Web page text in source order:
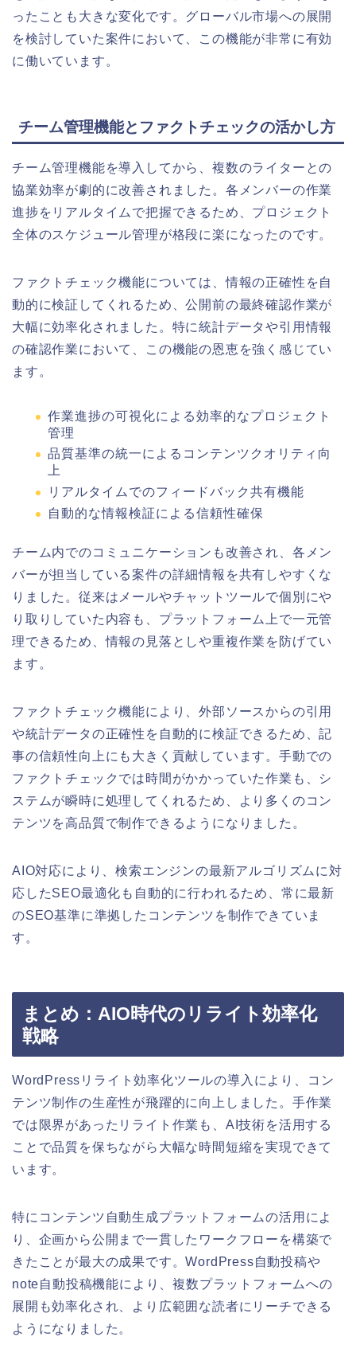
ったことも大きな変化です。グローバル市場への展開
を検討していた案件において、この機能が非常に有効
に働いています。
チーム管理機能とファクトチェックの活かし方
チーム管理機能を導入してから、複数のライターとの
協業効率が劇的に改善されました。各メンバーの作業
進捗をリアルタイムで把握できるため、プロジェクト
全体のスケジュール管理が格段に楽になったのです。
ファクトチェック機能については、情報の正確性を自
動的に検証してくれるため、公開前の最終確認作業が
大幅に効率化されました。特に統計データや引用情報
の確認作業において、この機能の恩恵を強く感じてい
ます。
作業進捗の可視化による効率的なプロジェクト
管理
品質基準の統一によるコンテンツクオリティ向
上
リアルタイムでのフィードバック共有機能
自動的な情報検証による信頼性確保
チーム内でのコミュニケーションも改善され、各メン
バーが担当している案件の詳細情報を共有しやすくな
りました。従来はメールやチャットツールで個別にや
り取りしていた内容も、プラットフォーム上で一元管
理できるため、情報の見落としや重複作業を防げてい
ます。
ファクトチェック機能により、外部ソースからの引用
や統計データの正確性を自動的に検証できるため、記
事の信頼性向上にも大きく貢献しています。手動での
ファクトチェックでは時間がかかっていた作業も、シ
ステムが瞬時に処理してくれるため、より多くのコン
テンツを高品質で制作できるようになりました。
AIO対応により、検索エンジンの最新アルゴリズムに対
応したSEO最適化も自動的に行われるため、常に最新
のSEO基準に準拠したコンテンツを制作できていま
す。
まとめ：AIO時代のリライト効率化
戦略
WordPressリライト効率化ツールの導入により、コン
テンツ制作の生産性が飛躍的に向上しました。手作業
では限界があったリライト作業も、AI技術を活用する
ことで品質を保ちながら大幅な時間短縮を実現できて
います。
特にコンテンツ自動生成プラットフォームの活用によ
り、企画から公開まで一貫したワークフローを構築で
きたことが最大の成果です。WordPress自動投稿や
note自動投稿機能により、複数プラットフォームへの
展開も効率化され、より広範囲な読者にリーチできる
ようになりました。